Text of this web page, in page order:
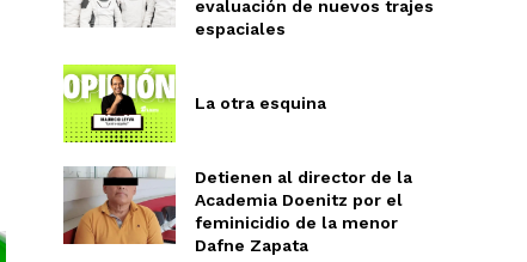
evaluación de nuevos trajes
espaciales
La otra esquina
Detienen al director de la
Academia Doenitz por el
feminicidio de la menor
Dafne Zapata